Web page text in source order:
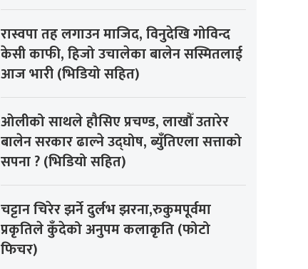
रास्वपा तह लगाउन माजिद, विनुदेखि गोविन्द
केसी काफी, हिजो उचालेका बालेन सस्मितलाई
आज भारी (भिडियो सहित)
ओलीको साथले हौसिए प्रचण्ड, लाखौँ उतारेर
बालेन सरकार ढाल्ने उद्घोष, ब्युँतिएला सत्ताको
सपना ? (भिडियो सहित)
चट्टान चिरेर झर्ने दुर्लभ झरना,रुकुमपूर्वमा
प्रकृतिले कुँदेको अनुपम कलाकृति (फोटो
फिचर)